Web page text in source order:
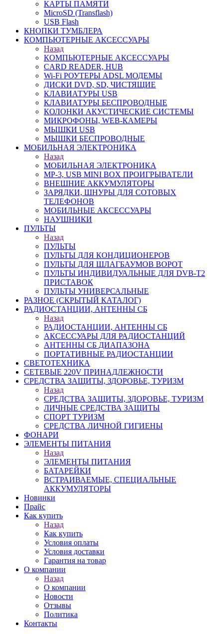
КАРТЫ ПАМЯТИ
MicroSD (Transflash)
USB Flash
КНОПКИ ТУМБЛЕРА
КОМПЬЮТЕРНЫЕ АКСЕССУАРЫ
Назад
КОМПЬЮТЕРНЫЕ АКСЕССУАРЫ
CARD READER, HUB
Wi-Fi РОУТЕРЫ ADSL МОДЕМЫ
ДИСКИ DVD, SD, ЧИСТЯЩИЕ
КЛАВИАТУРЫ USB
КЛАВИАТУРЫ БЕСПРОВОДНЫЕ
КОЛОНКИ АКУСТИЧЕСКИЕ СИСТЕМЫ
МИКРОФОНЫ, WEB-КАМЕРЫ
МЫШКИ USB
МЫШКИ БЕСПРОВОДНЫЕ
МОБИЛЬНАЯ ЭЛЕКТРОНИКА
Назад
МОБИЛЬНАЯ ЭЛЕКТРОНИКА
MP-3, USB MINI BOX ПРОИГРЫВАТЕЛИ
ВНЕШНИЕ АККУМУЛЯТОРЫ
ЗАРЯДКИ, ШНУРЫ ДЛЯ СОТОВЫХ
ТЕЛЕФОНОВ
МОБИЛЬНЫЕ АКСЕССУАРЫ
НАУШНИКИ
ПУЛЬТЫ
Назад
ПУЛЬТЫ
ПУЛЬТЫ ДЛЯ КОНДИЦИОНЕРОВ
ПУЛЬТЫ ДЛЯ ШЛАГБАУМОВ ВОРОТ
ПУЛЬТЫ ИНДИВИДУАЛЬНЫЕ ДЛЯ DVB-T2
ПРИСТАВОК
ПУЛЬТЫ УНИВЕРСАЛЬНЫЕ
РАЗНОЕ (СКРЫТЫЙ КАТАЛОГ)
РАДИОСТАНЦИИ, АНТЕННЫ CБ
Назад
РАДИОСТАНЦИИ, АНТЕННЫ CБ
АКСЕССУАРЫ ДЛЯ РАДИОСТАНЦИЙ
АНТЕННЫ CБ ДИАПАЗОНА
ПОРТАТИВНЫЕ РАДИОСТАНЦИИ
СВЕТОТЕХНИКА
СЕТЕВЫЕ 220V ПРИНАДЛЕЖНОСТИ
СРЕДСТВА ЗАЩИТЫ, ЗДОРОВЬЕ, ТУРИЗМ
Назад
СРЕДСТВА ЗАЩИТЫ, ЗДОРОВЬЕ, ТУРИЗМ
ЛИЧНЫЕ СРЕДСТВА ЗАЩИТЫ
СПОРТ ТУРИЗМ
СРЕДСТВА ЛИЧНОЙ ГИГИЕНЫ
ФОНАРИ
ЭЛЕМЕНТЫ ПИТАНИЯ
Назад
ЭЛЕМЕНТЫ ПИТАНИЯ
БАТАРЕЙКИ
ВСТРАИВАЕМЫЕ, СПЕЦИАЛЬНЫЕ
АККУМУЛЯТОРЫ
Новинки
Прайс
Как купить
Назад
Как купить
Условия оплаты
Условия доставки
Гарантия на товар
О компании
Назад
О компании
Новости
Отзывы
Политика
Контакты